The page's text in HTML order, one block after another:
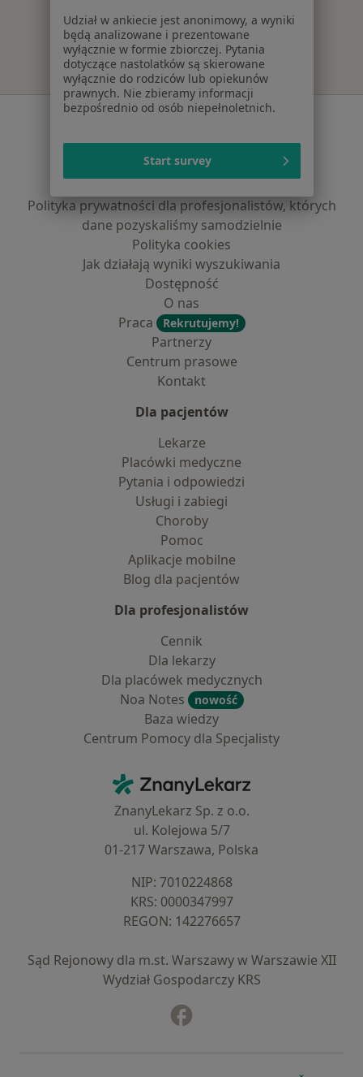
Serwis
Regulamin
Polityka prywatności pacjentów
Polityka prywatności dla profesjonalistów, których
dane pozyskaliśmy samodzielnie
Polityka cookies
Jak działają wyniki wyszukiwania
Dostępność
O nas
Praca
Rekrutujemy!
Partnerzy
Centrum prasowe
Kontakt
Dla pacjentów
Lekarze
Placówki medyczne
Pytania i odpowiedzi
Usługi i zabiegi
Choroby
Pomoc
Aplikacje mobilne
Blog dla pacjentów
Dla profesjonalistów
Cennik
Dla lekarzy
Dla placówek medycznych
Noa Notes
nowość
Baza wiedzy
Centrum Pomocy dla Specjalisty
ZnanyLekarz - Strona główna
ZnanyLekarz Sp. z o.o.
ul. Kolejowa 5/7
01-217 Warszawa, Polska
NIP: ⁠7010224868
KRS: ⁠0000347997
REGON: ⁠142276657
Sąd Rejonowy dla m.st. Warszawy w Warszawie XII
Wydział Gospodarczy KRS
Udział w ankiecie jest anonimowy, a wyniki
będą analizowane i prezentowane
wyłącznie w formie zbiorczej. Pytania
dotyczące nastolatków są skierowane
wyłącznie do rodziców lub opiekunów
prawnych. Nie zbieramy informacji
bezpośrednio od osób niepełnoletnich.
Start survey